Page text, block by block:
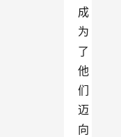
成
为
了
他
们
迈
向